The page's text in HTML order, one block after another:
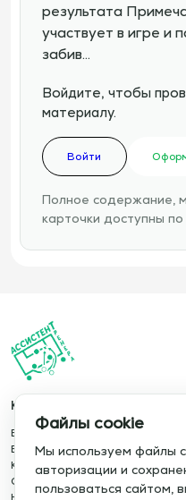
результата
участвует в игре и
забив…
Войдите, чтобы
материалу.
Войти
Полное содержание,
карточки доступны по
Каталог
База упражнений
База тренировок
Книги
Статьи
Файлы cookie
Мы используем файлы
авторизации и
пользоваться сайтом,